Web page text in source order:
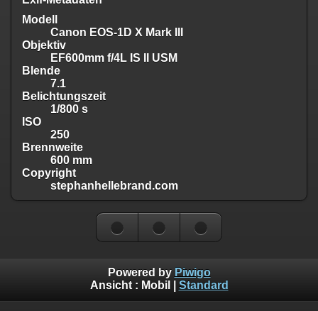
Modell
Canon EOS-1D X Mark III
Objektiv
EF600mm f/4L IS II USM
Blende
7.1
Belichtungszeit
1/800 s
ISO
250
Brennweite
600 mm
Copyright
stephanhellebrand.com
Powered by Piwigo
Ansicht : Mobil Standard